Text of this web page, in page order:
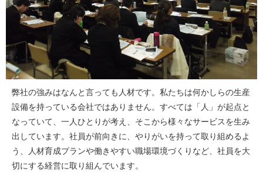
弊社の強みはなんと言っても人材です。私たちは何かしらの生産
設備を持っている会社ではありません。すべては「人」が起点と
なっていて、一人ひとりが考え、そこから様々なサービスを生み
出しています。社員が前向きに、やりがいを持って取り組めるよ
う、人材育成プランや働きやすい職場環境づくりなど、社員を大
切にする経営に取り組んでいます。